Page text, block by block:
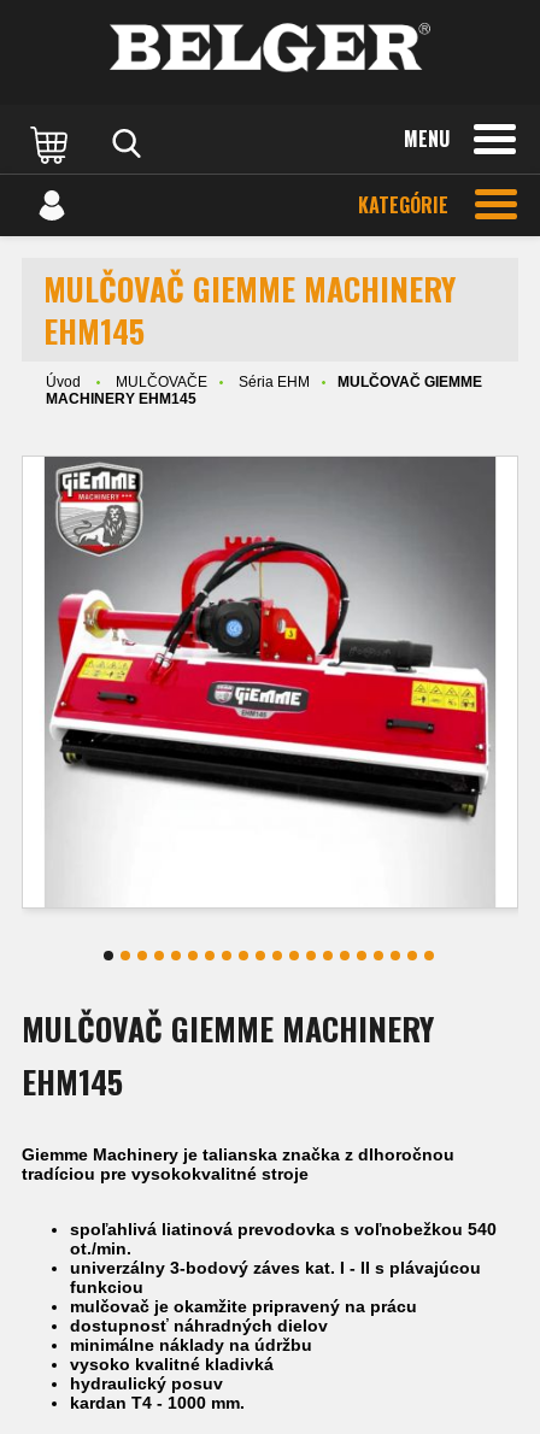
MENU
KATEGÓRIE
MULČOVAČ GIEMME MACHINERY
EHM145
Úvod MULČOVAČE Séria EHM
MULČOVAČ GIEMME
MACHINERY EHM145
MULČOVAČ GIEMME MACHINERY
EHM145
Giemme Machinery je talianska značka z dlhoročnou
tradíciou pre vysokokvalitné stroje
spoľahlivá liatinová prevodovka s voľnobežkou 540
ot./min.
univerzálny 3-bodový záves kat. I - II s plávajúcou
funkciou
mulčovač je okamžite pripravený na prácu
dostupnosť náhradných dielov
minimálne náklady na údržbu
vysoko kvalitné kladivká
hydraulický posuv
kardan T4 - 1000 mm.